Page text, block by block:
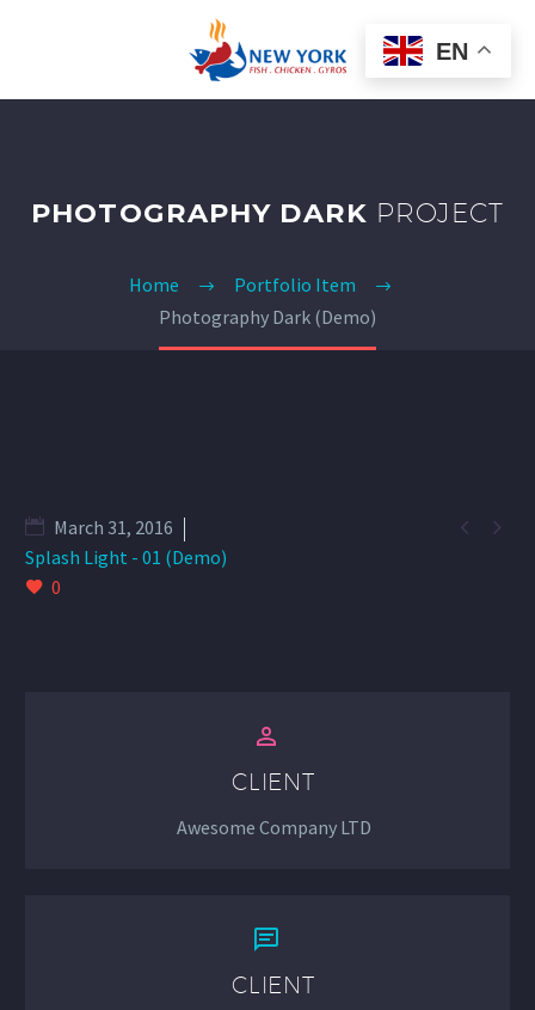
PHOTOGRAPHY DARK PROJECT
Home
Portfolio Item
Photography Dark (Demo)
 
March 31, 2016
Splash Light - 01 (Demo)
0


CLIENT
Awesome Company LTD


CLIENT
EN